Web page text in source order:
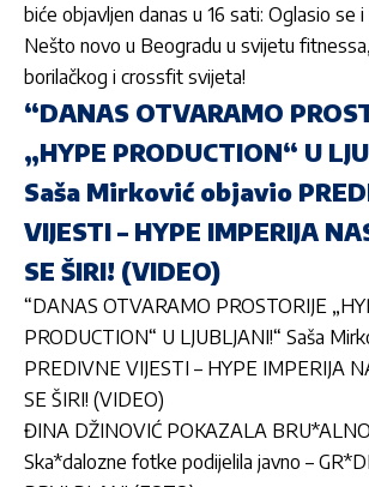
biće objavljen danas u 16 sati: Oglasio se
Nešto novo u Beogradu u svijetu
borilačkog i crossfit svijeta!
“DANAS OTVARAMO
„HYPE PRODUCTION“ U
Saša Mirković objavio
VIJESTI – HYPE IMPERIJA
SE ŠIRI! (VIDEO)
“DANAS OTVARAMO PROSTORIJE
PRODUCTION“ U LJUBLJANI!“ Saša
PREDIVNE VIJESTI – HYPE IMPERIJA
SE ŠIRI! (VIDEO)
ĐINA DŽINOVIĆ POKAZALA BRU*ALNO
Ska*dalozne fotke podijelila javno –